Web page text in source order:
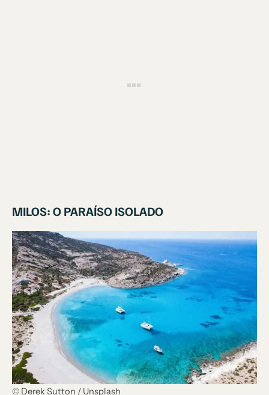
MILOS: O PARAÍSO ISOLADO
© Derek Sutton / Unsplash